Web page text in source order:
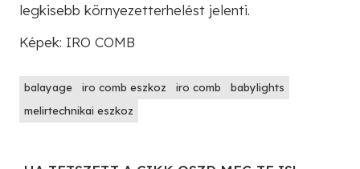
legkisebb környezetterhelést jelenti.
Képek: IRO COMB
balayage iro comb eszkoz iro comb
babylights
melirtechnikai eszkoz